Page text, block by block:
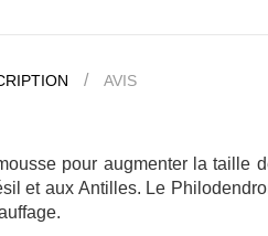
AVIS
pour augmenter la taille
et aux Antilles. Le